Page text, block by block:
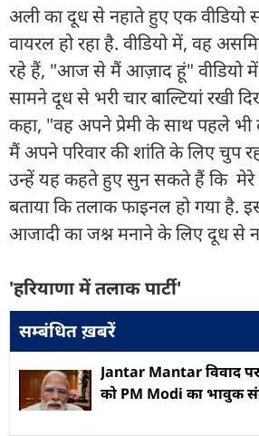
अली का दूध से नहाते हुए एक वीडियो
वायरल हो रहा है. वीडियो में, वह
रहे हैं, "आज से मैं आज़ाद हूं" वीडियो
सामने दूध से भरी चार बाल्टियां रखी
कहा, "वह अपने प्रेमी के साथ पहले भी
मैं अपने परिवार की शांति के लिए चुप
उन्हें यह कहते हुए सुन सकते हैं कि
बताया कि तलाक फाइनल हो गया
आजादी का जश्न मनाने के लिए दूध से
'हरियाणा में तलाक पार्टी'
सम्बंधित ख़बरें
Jantar Mantar विवाद
को PM Modi का भावुक